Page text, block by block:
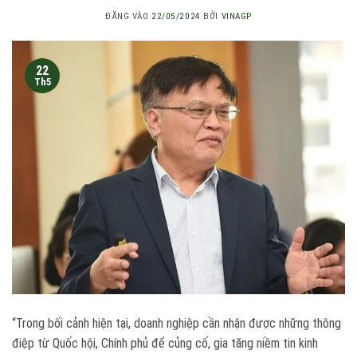
ĐĂNG VÀO 22/05/2024 BỞI VINAGP
22
Th5
“Trong bối cảnh hiện tại, doanh nghiệp cần nhận được những thông
điệp từ Quốc hội, Chính phủ để củng cố, gia tăng niềm tin kinh